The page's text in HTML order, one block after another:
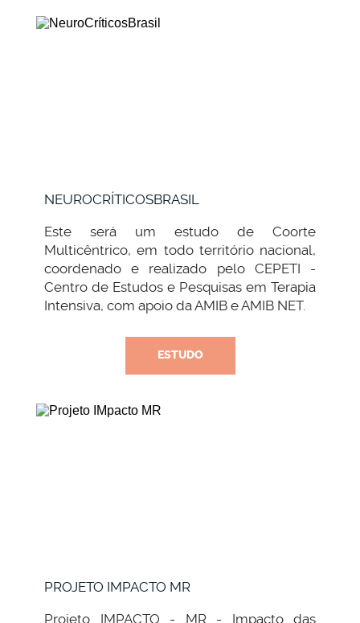
NEUROCRÍTICOSBRASIL
Este será um estudo de Coorte
Multicêntrico, em todo território nacional,
coordenado e realizado pelo CEPETI -
Centro de Estudos e Pesquisas em Terapia
Intensiva, com apoio da AMIB e AMIB NET.
ESTUDO
PROJETO IMPACTO MR
Projeto IMPACTO - MR - Impacto das